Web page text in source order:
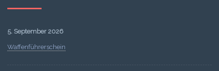
5. September 2026
Waffenführerschein